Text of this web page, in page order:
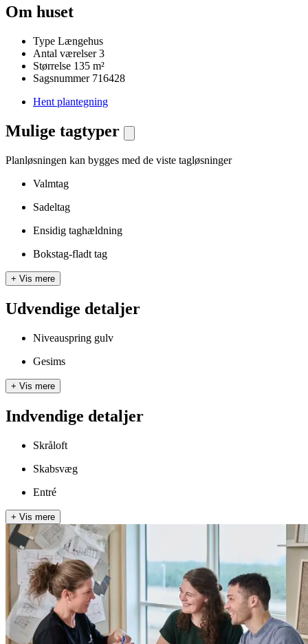
Om huset
Type Længehus
Antal værelser 3
Størrelse 135 m²
Sagsnummer 716428
Hent plantegning
Mulige tagtyper
Planløsningen kan bygges med de viste tagløsninger
Valmtag
Sadeltag
Ensidig taghældning
Bokstag-fladt tag
+ Vis mere
Udvendige detaljer
Niveauspring gulv
Gesims
+ Vis mere
Indvendige detaljer
Skråloft
Skabsvæg
Entré
+ Vis mere